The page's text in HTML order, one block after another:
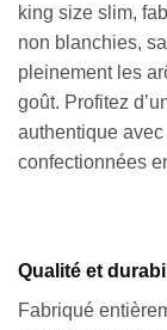
king size slim,
non blanchies,
pleinement les
goût. Profitez
authentique
confectionnées
Qualité et
Fabriqué